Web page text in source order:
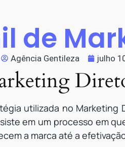
de
Agência Gentileza julho
utilizada no
em um processo em
a marca até a